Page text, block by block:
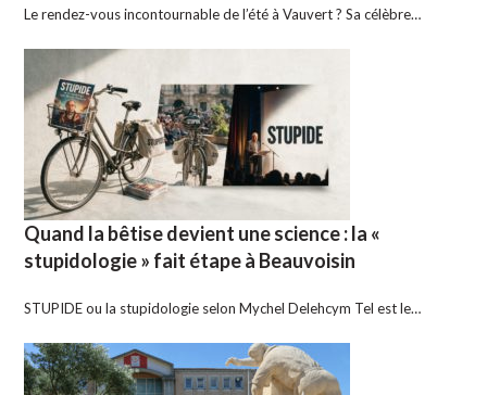
Le rendez-vous incontournable de l’été à Vauvert ? Sa célèbre…
Quand la bêtise devient une science : la «
stupidologie » fait étape à Beauvoisin
STUPIDE ou la stupidologie selon Mychel Delehcym Tel est le…